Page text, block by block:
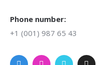
Phone number:
+1 (001) 987 65 43